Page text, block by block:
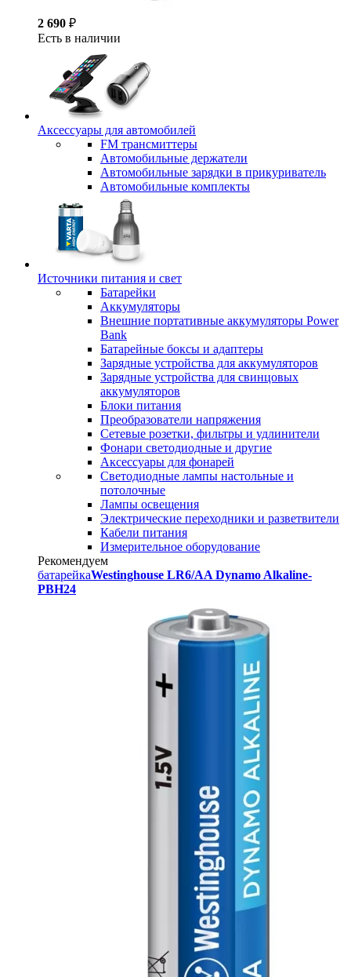
2 690 ₽
Есть в наличии
Аксессуары для автомобилей
FM трансмиттеры
Автомобильные держатели
Автомобильные зарядки в прикуриватель
Автомобильные комплекты
Источники питания и свет
Батарейки
Аккумуляторы
Внешние портативные аккумуляторы Power
Bank
Батарейные боксы и адаптеры
Зарядные устройства для аккумуляторов
Зарядные устройства для свинцовых
аккумуляторов
Блоки питания
Преобразователи напряжения
Сетевые розетки, фильтры и удлинители
Фонари светодиодные и другие
Аксессуары для фонарей
Светодиодные лампы настольные и
потолочные
Лампы освещения
Электрические переходники и разветвители
Кабели питания
Измерительное оборудование
Рекомендуем
батарейкаWestinghouse LR6/AA Dynamo Alkaline-
PBH24